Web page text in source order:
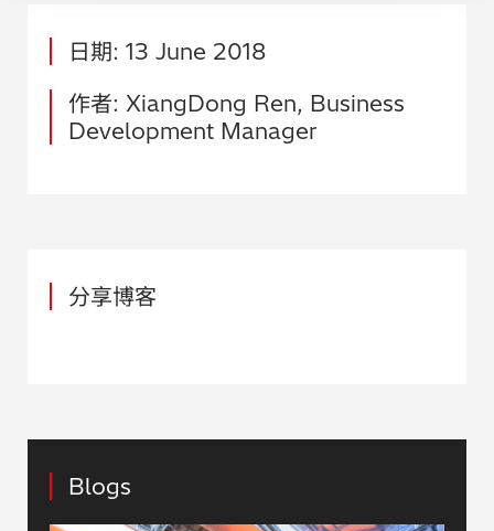
日期: 13 June 2018
作者: XiangDong Ren, Business
Development Manager
分享博客
Blogs